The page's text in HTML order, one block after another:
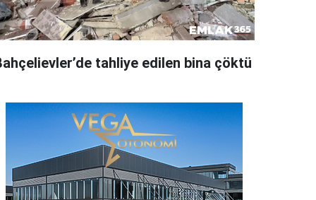
tahliye edilen bina çöktü